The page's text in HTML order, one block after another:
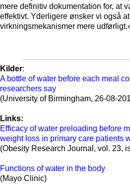
mere definitiv dokumentation for, at
effektivt. Yderligere ønsker vi også
virkningsmekanismer mere
Kilder:
A bottle of water before each meal
researchers say
(University of Birmingham, 26-08-
Links:
Efficacy of water preloading before
weight loss in primary care patients
(Obesity Research Journal, vol. 23,
Functions of water in the body
(Mayo Clinic)